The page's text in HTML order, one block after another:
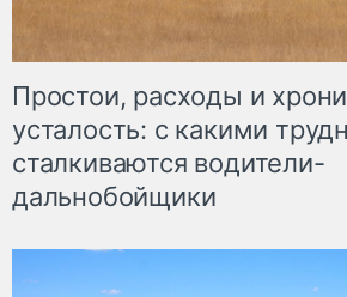
Простои, расходы и
усталость: с какими
сталкиваются водители-
дальнобойщики